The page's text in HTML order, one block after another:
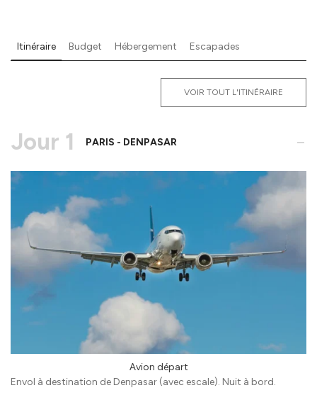
Itinéraire Budget Hébergement Escapades
VOIR TOUT L'ITINÉRAIRE
Jour 1 PARIS - DENPASAR -
Avion départ
Envol à destination de Denpasar (avec escale). Nuit à bord.